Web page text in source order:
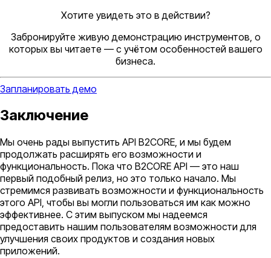
Хотите увидеть это в действии?
Забронируйте живую демонстрацию инструментов, о
которых вы читаете — с учётом особенностей вашего
бизнеса.
Запланировать демо
Заключение
Мы очень рады выпустить API B2CORE, и мы будем
продолжать расширять его возможности и
функциональность. Пока что B2CORE API — это наш
первый подобный релиз, но это только начало. Мы
стремимся развивать возможности и функциональность
этого API, чтобы вы могли пользоваться им как можно
эффективнее. С этим выпуском мы надеемся
предоставить нашим пользователям возможности для
улучшения своих продуктов и создания новых
приложений.